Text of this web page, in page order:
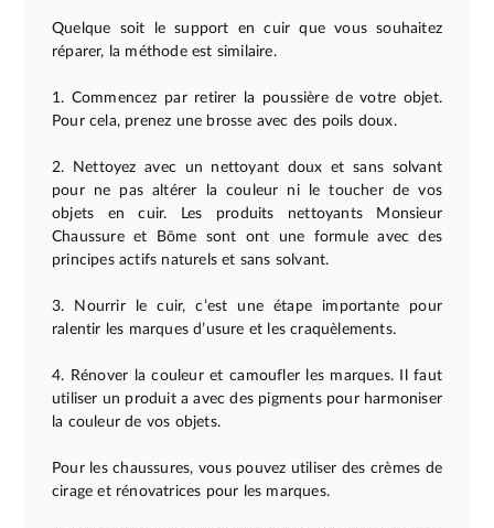
Quelque soit le support en cuir que vous souhaitez
réparer, la méthode est similaire.
1. Commencez par retirer la poussière de votre objet.
Pour cela, prenez une brosse avec des poils doux.
2. Nettoyez avec un nettoyant doux et sans solvant
pour ne pas altérer la couleur ni le toucher de vos
objets en cuir. Les produits nettoyants Monsieur
Chaussure et Bōme sont ont une formule avec des
principes actifs naturels et sans solvant.
3. Nourrir le cuir, c’est une étape importante pour
ralentir les marques d’usure et les craquèlements.
4. Rénover la couleur et camoufler les marques. Il faut
utiliser un produit a avec des pigments pour harmoniser
la couleur de vos objets.
Pour les chaussures, vous pouvez utiliser des crèmes de
cirage et rénovatrices pour les marques.